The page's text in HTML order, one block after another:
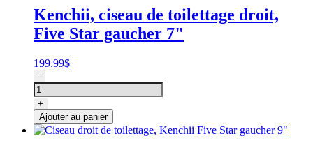
Five
Star
gaucher
Kenchii, ciseau de toilettage droit,
Five Star gaucher 7"
199.99$
quantité
de
Ciseau
de
toilettage
droit,
-
+
Ajouter au panier